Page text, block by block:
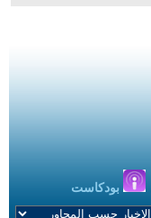
بودكاست